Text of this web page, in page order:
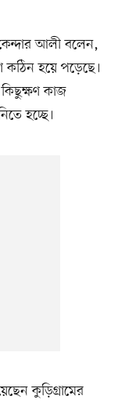
আলী বলেন,
হয়ে পড়েছে।
কিছুক্ষণ কাজ
হচ্ছে।
কুড়িগ্রামের